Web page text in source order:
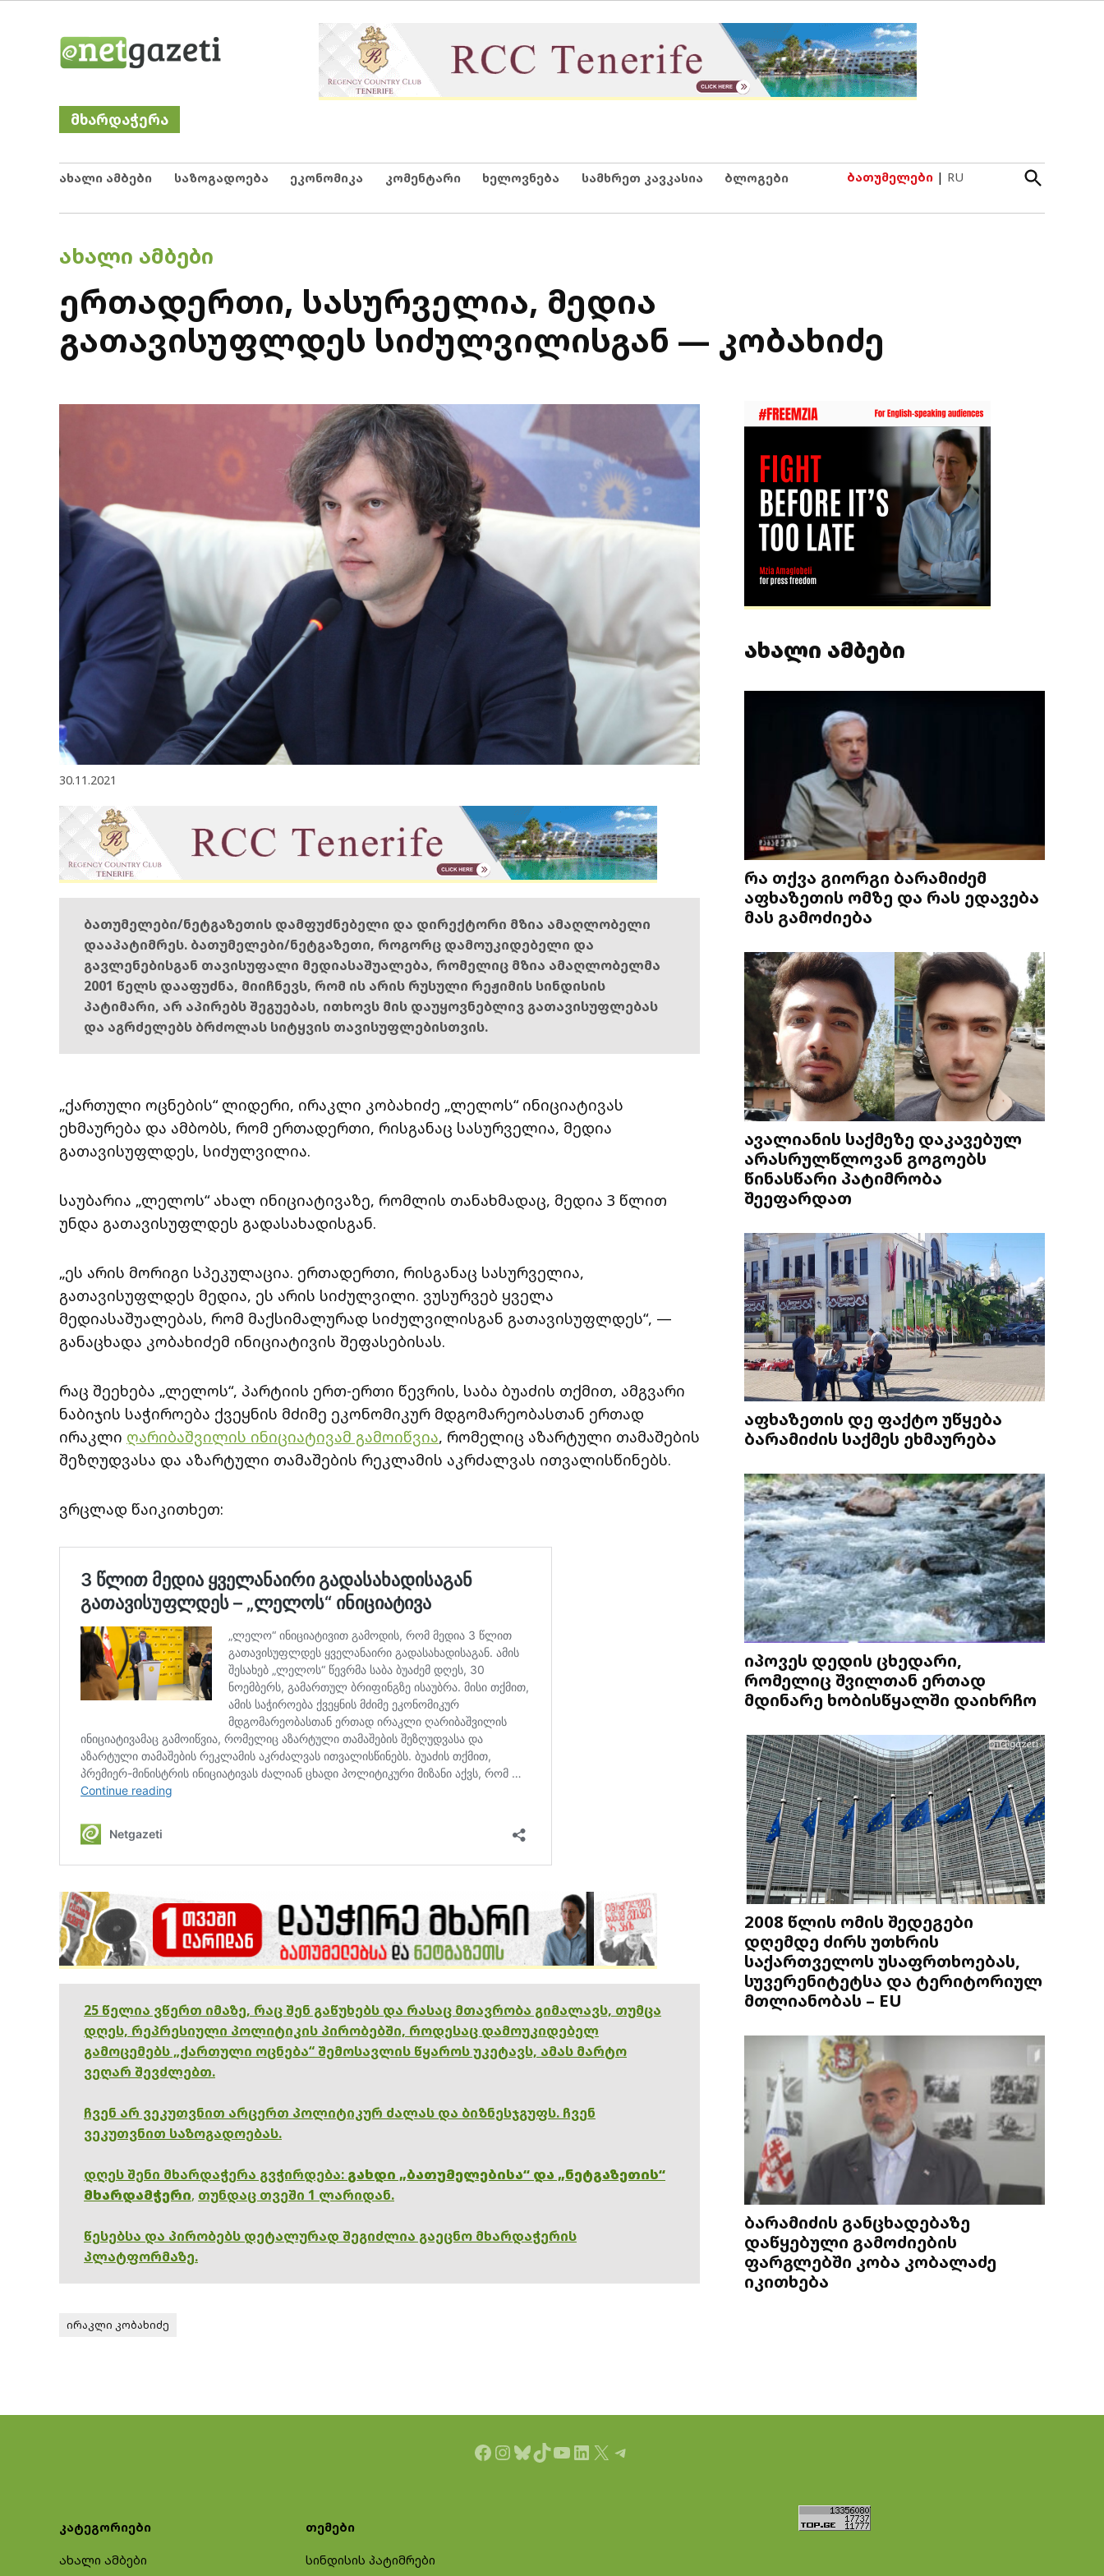
Netgazeti
მხარდაჭერა
ახალი ამბები საზოგადოება ეკონომიკა კომენტარი ხელოვნება სამხრეთ კავკასია ბლოგები ბათუმელები | RU
Open
Search
POSTED
ᲐᲮᲐᲚᲘ ᲐᲛᲑᲔᲑᲘ
ერთადერთი, სასურველია, მედია
გათავისუფლდეს სიძულვილისგან — კობახიძე
30.11.2021
ბათუმელები/ნეტგაზეთის დამფუძნებელი და დირექტორი მზია ამაღლობელი
დააპატიმრეს. ბათუმელები/ნეტგაზეთი, როგორც დამოუკიდებელი და
გავლენებისგან თავისუფალი მედიასაშუალება, რომელიც მზია ამაღლობელმა
2001 წელს დააფუძნა, მიიჩნევს, რომ ის არის რუსული რეჟიმის სინდისის
პატიმარი, არ აპირებს შეგუებას, ითხოვს მის დაუყოვნებლივ გათავისუფლებას
და აგრძელებს ბრძოლას სიტყვის თავისუფლებისთვის.
„ქართული ოცნების“ ლიდერი, ირაკლი კობახიძე „ლელოს“ ინიციატივას
ეხმაურება და ამბობს, რომ ერთადერთი, რისგანაც სასურველია, მედია
გათავისუფლდეს, სიძულვილია.
საუბარია „ლელოს“ ახალ ინიციატივაზე, რომლის თანახმადაც, მედია 3 წლით
უნდა გათავისუფლდეს გადასახადისგან.
„ეს არის მორიგი სპეკულაცია. ერთადერთი, რისგანაც სასურველია,
გათავისუფლდეს მედია, ეს არის სიძულვილი. ვუსურვებ ყველა
მედიასაშუალებას, რომ მაქსიმალურად სიძულვილისგან გათავისუფლდეს“, —
განაცხადა კობახიძემ ინიციატივის შეფასებისას.
რაც შეეხება „ლელოს“, პარტიის ერთ-ერთი წევრის, საბა ბუაძის თქმით, ამგვარი
ნაბიჯის საჭიროება ქვეყნის მძიმე ეკონომიკურ მდგომარეობასთან ერთად
ირაკლი ღარიბაშვილის ინიციატივამ გამოიწვია, რომელიც აზარტული თამაშების
შეზღუდვასა და აზარტული თამაშების რეკლამის აკრძალვას ითვალისწინებს.
ვრცლად წაიკითხეთ:
25 წელია ვწერთ იმაზე, რაც შენ გაწუხებს და რასაც მთავრობა გიმალავს, თუმცა
დღეს, რეპრესიული პოლიტიკის პირობებში, როდესაც დამოუკიდებელ
გამოცემებს „ქართული ოცნება“ შემოსავლის წყაროს უკეტავს, ამას მარტო
ვეღარ შევძლებთ.
ჩვენ არ ვეკუთვნით არცერთ პოლიტიკურ ძალას და ბიზნესჯგუფს. ჩვენ
ვეკუთვნით საზოგადოებას.
დღეს შენი მხარდაჭერა გვჭირდება: გახდი „ბათუმელებისა“ და „ნეტგაზეთის“
მხარდამჭერი, თუნდაც თვეში 1 ლარიდან.
წესებსა და პირობებს დეტალურად შეგიძლია გაეცნო მხარდაჭერის
პლატფორმაზე.
ირაკლი კობახიძე
ახალი ამბები
რა თქვა გიორგი ბარამიძემ
აფხაზეთის ომზე და რას ედავება
მას გამოძიება
ავალიანის საქმეზე დაკავებულ
არასრულწლოვან გოგოებს
წინასწარი პატიმრობა
შეეფარდათ
აფხაზეთის დე ფაქტო უწყება
ბარამიძის საქმეს ეხმაურება
იპოვეს დედის ცხედარი,
რომელიც შვილთან ერთად
მდინარე ხობისწყალში დაიხრჩო
2008 წლის ომის შედეგები
დღემდე ძირს უთხრის
საქართველოს უსაფრთხოებას,
სუვერენიტეტსა და ტერიტორიულ
მთლიანობას – EU
ბარამიძის განცხადებაზე
დაწყებული გამოძიების
ფარგლებში კობა კობალაძე
იკითხება
Facebook
Instagram
Bluesky
TikTok
YouTube
LinkedIn
X Telegram
კატეგორიები
ახალი ამბები
თემები
სინდისის პატიმრები